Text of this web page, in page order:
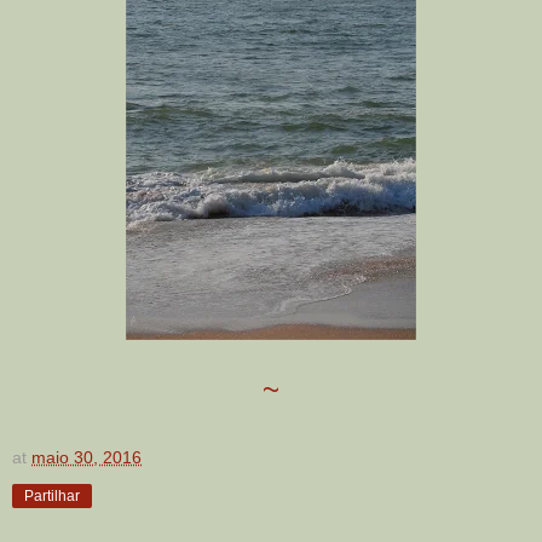
~
at maio 30, 2016
Partilhar